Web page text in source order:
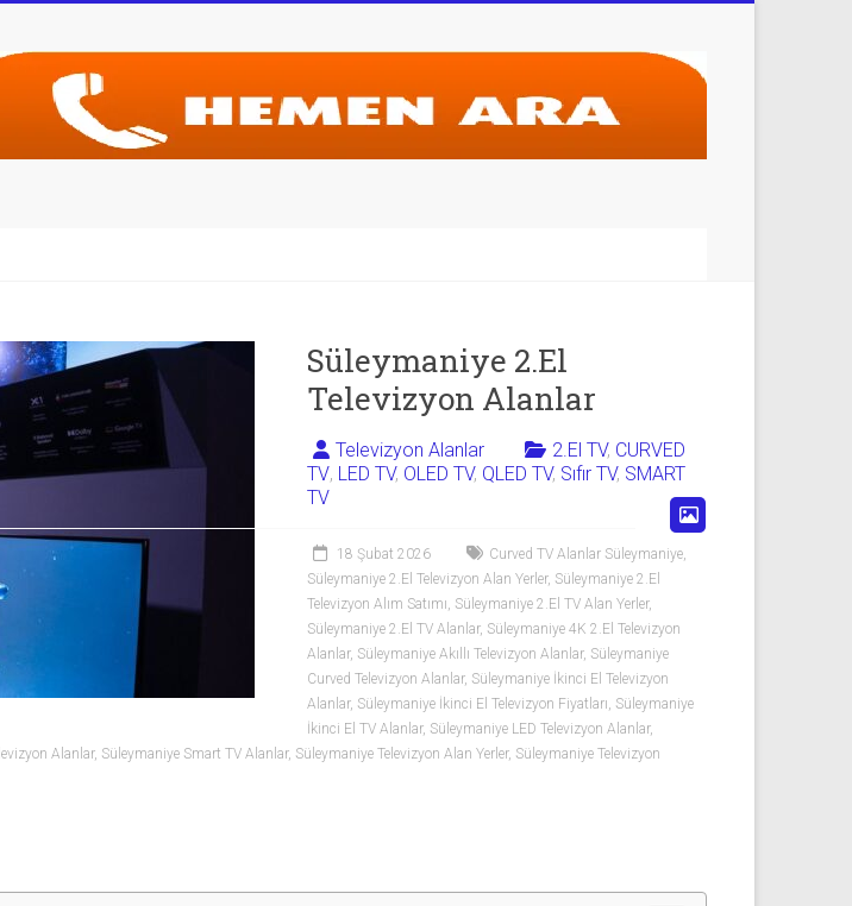
Süleymaniye 2.El
Televizyon Alanlar
Televizyon Alanlar 2.El TV, CURVED
TV, LED TV, OLED TV, QLED TV, Sıfır TV, SMART
TV
18 Şubat 2026 Curved TV Alanlar Süleymaniye,
Süleymaniye 2.El Televizyon Alan Yerler, Süleymaniye 2.El
Televizyon Alım Satımı, Süleymaniye 2.El TV Alan Yerler,
Süleymaniye 2.El TV Alanlar, Süleymaniye 4K 2.El Televizyon
Alanlar, Süleymaniye Akıllı Televizyon Alanlar, Süleymaniye
Curved Televizyon Alanlar, Süleymaniye İkinci El Televizyon
Alanlar, Süleymaniye İkinci El Televizyon Fiyatları, Süleymaniye
İkinci El TV Alanlar, Süleymaniye LED Televizyon Alanlar,
Alanlar, Süleymaniye Smart TV Alanlar, Süleymaniye Televizyon Alan Yerler, Süleymaniye Televizyon